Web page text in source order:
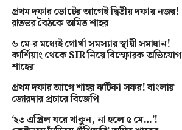
প্রথম দফার ভোটের আগেই দ্বিতীয় দফায় নজর!
রাতভর বৈঠকে অমিত শাহর
৬ মে-র মধ্যেই গোর্খা সমস্যার স্থায়ী সমাধান!
কার্শিয়াং থেকে SIR নিয়ে বিস্ফোরক অভিযোগ
শাহের
প্রথম দফার আগে শাহর ঝটিকা সফর! বাংলায়
জোরদার প্রচারে বিজেপি
‘২৩ এপ্রিল ঘরে থাকুন, না হলে ৫ মে…’!